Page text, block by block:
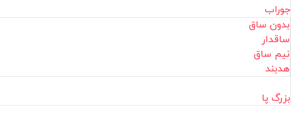
جوراب
بدون ساق
ساقدار
نیم ساق
هدبند
بزرگ پا